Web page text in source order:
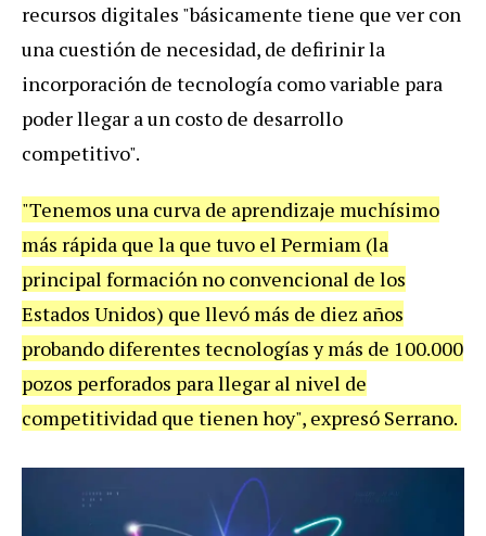
recursos digitales "básicamente tiene que ver con
una cuestión de necesidad, de defirinir la
incorporación de tecnología como variable para
poder llegar a un costo de desarrollo
competitivo".
"Tenemos una curva de aprendizaje muchísimo
más rápida que la que tuvo el Permiam (la
principal formación no convencional de los
Estados Unidos) que llevó más de diez años
probando diferentes tecnologías y más de 100.000
pozos perforados para llegar al nivel de
competitividad que tienen hoy", expresó Serrano.